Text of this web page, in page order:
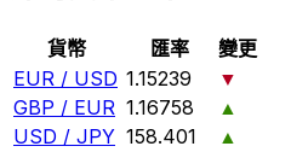
貨幣 匯率
變更
EUR / USD 1.15239
▼
GBP / EUR 1.16758
▲
USD / JPY 158.401
▲